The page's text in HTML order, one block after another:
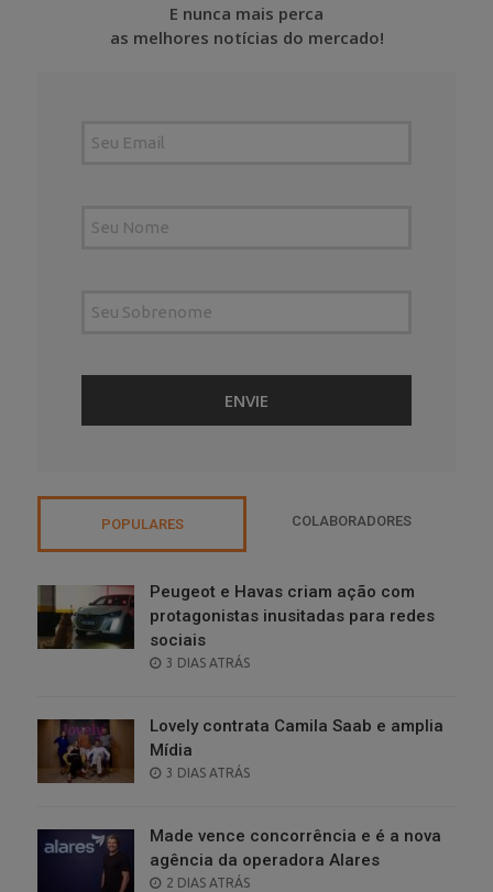
E nunca mais perca
as melhores notícias do mercado!
POPULARES COLABORADORES
Peugeot e Havas criam ação com
protagonistas inusitadas para redes
sociais
POSTED
3 DIAS ATRÁS
Lovely contrata Camila Saab e amplia
Mídia
POSTED
3 DIAS ATRÁS
Made vence concorrência e é a nova
agência da operadora Alares
POSTED
2 DIAS ATRÁS